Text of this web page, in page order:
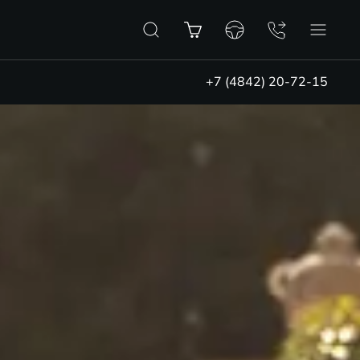
+7 (4842) 20-72-15